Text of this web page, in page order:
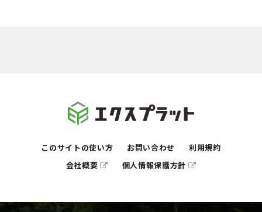
このサイトの使い方 お問い合わせ
利用規約
会社概要
個人情報保護方針